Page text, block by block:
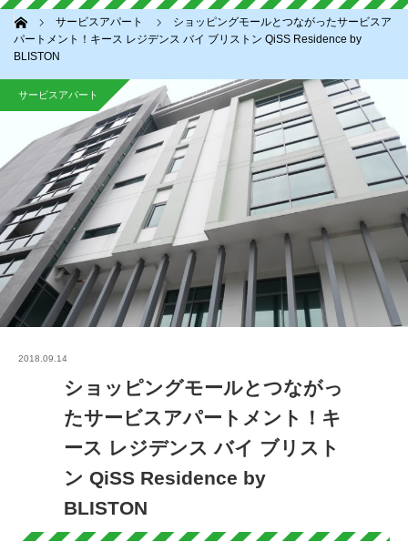
ホーム サービスアパート
ショッピングモールとつながったサービスア
パートメント！キース レジデンス バイ ブリストン QiSS Residence by
BLISTON
サービスアパート
2018.09.14
ショッピングモールとつながっ
たサービスアパートメント！キ
ース レジデンス バイ ブリスト
ン QiSS Residence by
BLISTON